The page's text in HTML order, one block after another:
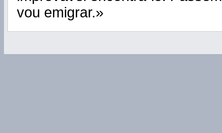
vou emigrar.»